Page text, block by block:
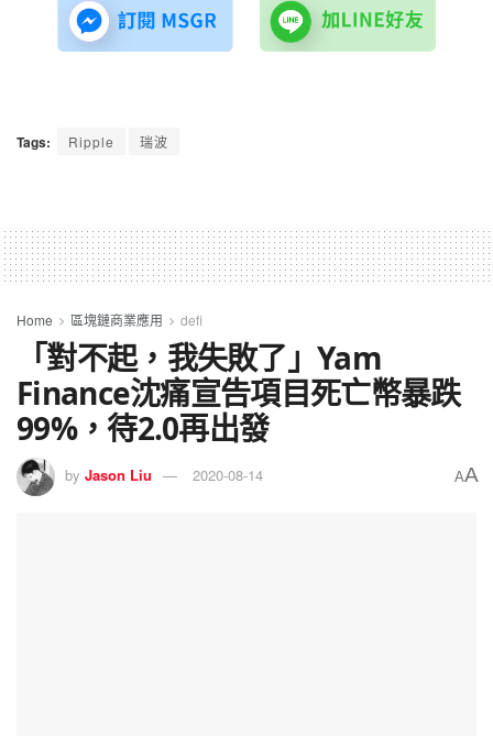
Tags: Ripple 瑞波
Home 區塊鏈商業應用 defi
「對不起，我失敗了」Yam
Finance沈痛宣告項目死亡幣暴跌
99%，待2.0再出發
by Jason Liu 2020-08-14 AA